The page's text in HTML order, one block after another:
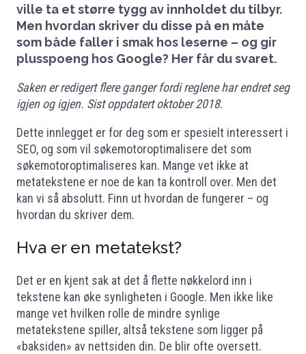
ville ta et større tygg av innholdet du tilbyr.
Men hvordan skriver du disse på en måte
som både faller i smak hos leserne – og gir
plusspoeng hos Google? Her får du svaret.
Saken er redigert flere ganger fordi reglene har endret seg
igjen og igjen. Sist oppdatert oktober 2018.
Dette innlegget er for deg som er spesielt interessert i
SEO, og som vil søkemotoroptimalisere det som
søkemotoroptimaliseres kan. Mange vet ikke at
metatekstene er noe de kan ta kontroll over. Men det
kan vi så absolutt. Finn ut hvordan de fungerer – og
hvordan du skriver dem.
Hva er en metatekst?
Det er en kjent sak at det å flette nøkkelord inn i
tekstene kan øke synligheten i Google. Men ikke like
mange vet hvilken rolle de mindre synlige
metatekstene spiller, altså tekstene som ligger på
«baksiden» av nettsiden din. De blir ofte oversett.